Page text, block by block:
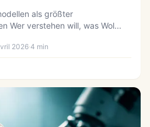
als größter
Wer verstehen will, was Wol...
2026·4 min